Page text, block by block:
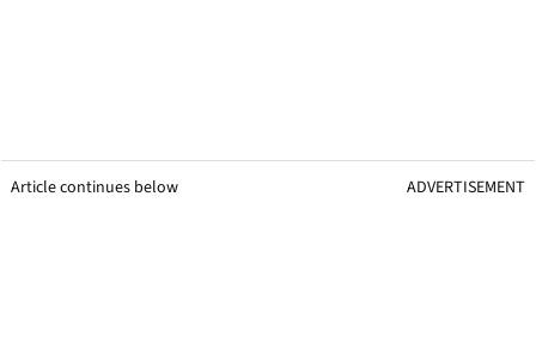
Article continues below ADVERTISEMENT